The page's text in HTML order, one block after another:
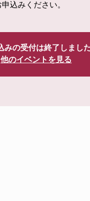
込みください。
みの受付は終了しました
他のイベントを見る